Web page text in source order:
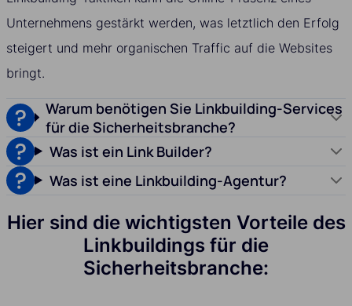
Unternehmens gestärkt werden, was letztlich den Erfolg
steigert und mehr organischen Traffic auf die Websites
bringt.
Warum benötigen Sie Linkbuilding-Services
für die Sicherheitsbranche?
Was ist ein Link Builder?
Was ist eine Linkbuilding-Agentur?
Hier sind die wichtigsten Vorteile des
Linkbuildings für die
Sicherheitsbranche: